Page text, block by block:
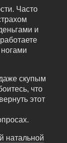
Часто
и
скупым
что
этот
натальной